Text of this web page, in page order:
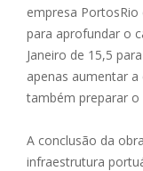
empresa
para aprofundar o
Janeiro de 15,5
apenas aumentar
também preparar
A conclusão da
infraestrutura